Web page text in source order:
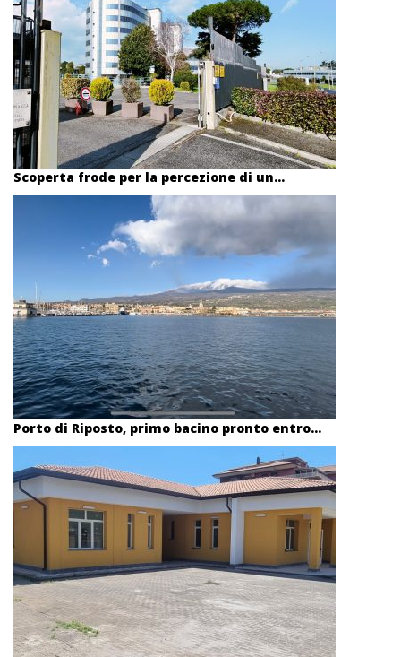
Scoperta frode per la percezione di un...
Porto di Riposto, primo bacino pronto entro...